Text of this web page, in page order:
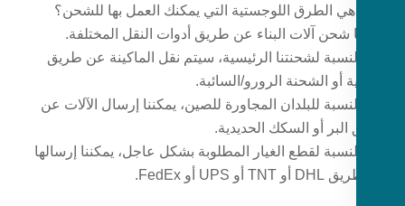
شحن آلات البناء عن طريق أدوات النقل المختلفة.
لشحنتنا الرئيسية، سيتم نقل الماكينة عن طريق
أو الشحنة الرورو/السائبة.
للبلدان المجاورة للصين، يمكننا إرسال الآلات عن
أو السكك الحديدية.
لقطع الغيار المطلوبة بشكل عاجل، يمكننا إرسالها